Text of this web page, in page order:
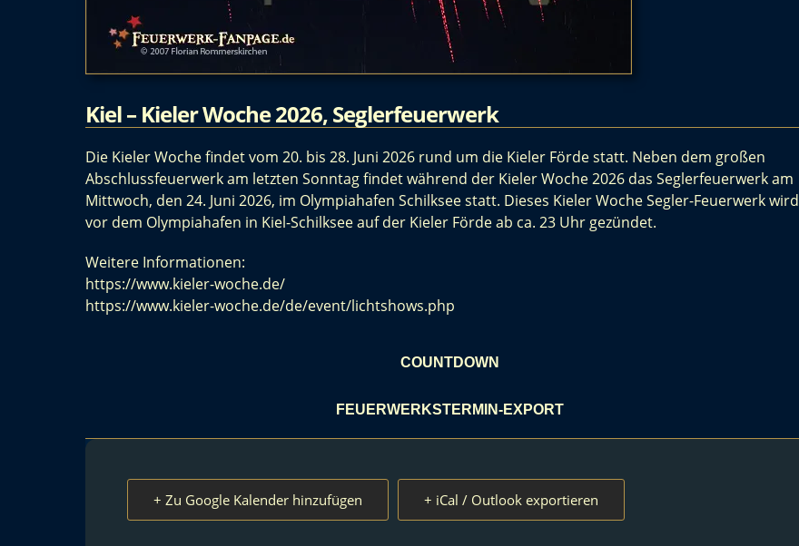
Kiel – Kieler Woche 2026, Seglerfeuerwerk
Die Kieler Woche findet vom 20. bis 28. Juni 2026 rund um die Kieler Förde statt. Neben dem großen
Abschlussfeuerwerk am letzten Sonntag findet während der Kieler Woche 2026 das Seglerfeuerwerk am
Mittwoch, den 24. Juni 2026, im Olympiahafen Schilksee statt. Dieses Kieler Woche Segler-Feuerwerk wird
vor dem Olympiahafen in Kiel-Schilksee auf der Kieler Förde ab ca. 23 Uhr gezündet.
Weitere Informationen:
https://www.kieler-woche.de/
https://www.kieler-woche.de/de/event/lichtshows.php
COUNTDOWN
FEUERWERKSTERMIN-EXPORT
+ Zu Google Kalender hinzufügen + iCal / Outlook exportieren